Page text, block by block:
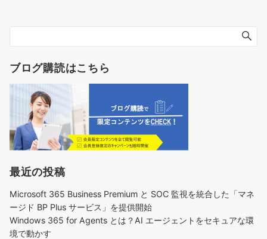
ブログ購読はこちら
最近の投稿
Microsoft 365 Business Premium と SOC 監視を統合した「マネ
ージド BP Plus サービス」を提供開始
Windows 365 for Agents とは？AI エージェントをセキュアな環
境で動かす